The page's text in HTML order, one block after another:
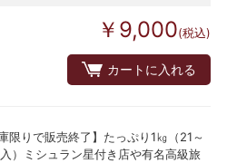
￥9,000(税込)
カートに入れる
庫限りで販売終了】たっぷり1㎏（21～
）ミシュラン星付き店や有名高級旅